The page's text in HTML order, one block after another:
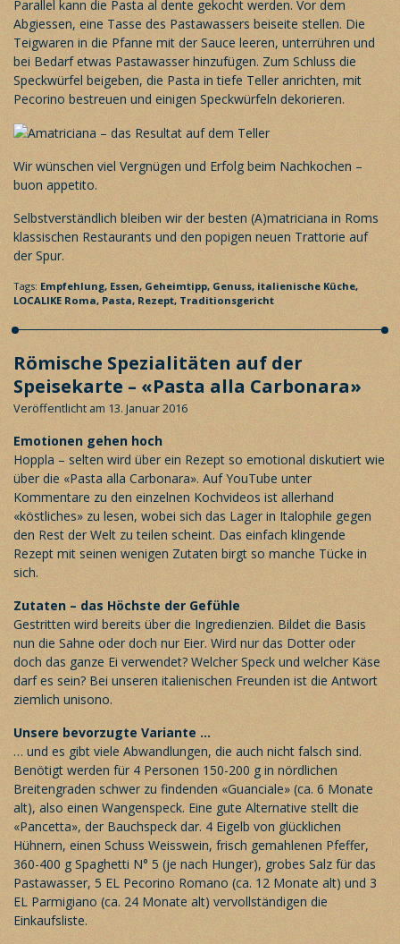
Parallel kann die Pasta al dente gekocht werden. Vor dem
Abgiessen, eine Tasse des Pastawassers beiseite stellen. Die
Teigwaren in die Pfanne mit der Sauce leeren, unterrühren und
bei Bedarf etwas Pastawasser hinzufügen. Zum Schluss die
Speckwürfel beigeben, die Pasta in tiefe Teller anrichten, mit
Pecorino bestreuen und einigen Speckwürfeln dekorieren.
Wir wünschen viel Vergnügen und Erfolg beim Nachkochen –
buon appetito.
Selbstverständlich bleiben wir der besten (A)matriciana in Roms
klassischen Restaurants und den popigen neuen Trattorie auf
der Spur.
Tags: Empfehlung, Essen, Geheimtipp, Genuss, italienische Küche,
LOCALIKE Roma, Pasta, Rezept, Traditionsgericht
Römische Spezialitäten auf der
Speisekarte – «Pasta alla Carbonara»
Veröffentlicht am 13. Januar 2016
Emotionen gehen hoch
Hoppla – selten wird über ein Rezept so emotional diskutiert wie
über die «Pasta alla Carbonara». Auf YouTube unter
Kommentare zu den einzelnen Kochvideos ist allerhand
«köstliches» zu lesen, wobei sich das Lager in Italophile gegen
den Rest der Welt zu teilen scheint. Das einfach klingende
Rezept mit seinen wenigen Zutaten birgt so manche Tücke in
sich.
Zutaten – das Höchste der Gefühle
Gestritten wird bereits über die Ingredienzien. Bildet die Basis
nun die Sahne oder doch nur Eier. Wird nur das Dotter oder
doch das ganze Ei verwendet? Welcher Speck und welcher Käse
darf es sein? Bei unseren italienischen Freunden ist die Antwort
ziemlich unisono.
Unsere bevorzugte Variante …
… und es gibt viele Abwandlungen, die auch nicht falsch sind.
Benötigt werden für 4 Personen 150-200 g in nördlichen
Breitengraden schwer zu findenden «Guanciale» (ca. 6 Monate
alt), also einen Wangenspeck. Eine gute Alternative stellt die
«Pancetta», der Bauchspeck dar. 4 Eigelb von glücklichen
Hühnern, einen Schuss Weisswein, frisch gemahlenen Pfeffer,
360-400 g Spaghetti N° 5 (je nach Hunger), grobes Salz für das
Pastawasser, 5 EL Pecorino Romano (ca. 12 Monate alt) und 3
EL Parmigiano (ca. 24 Monate alt) vervollständigen die
Einkaufsliste.